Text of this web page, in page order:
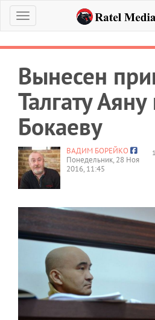
Меню
Вынесен
Талгату
Бокаеву
ВАДИМ БОРЕЙКО
Понедельник, 28 Ноя
2016, 11:45